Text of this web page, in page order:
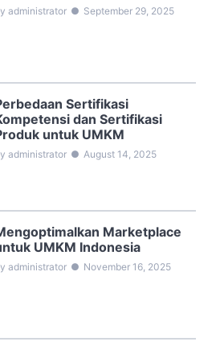
administrator ● September 29, 2025
Sertifikasi
dan Sertifikasi
untuk UMKM
administrator ● August 14, 2025
Marketplace
UMKM Indonesia
administrator ● November 16, 2025